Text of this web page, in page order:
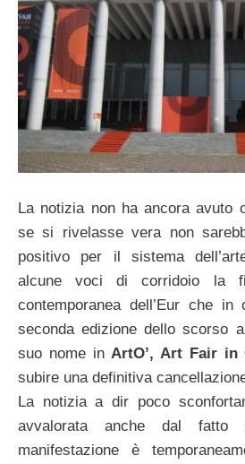
La notizia non ha ancora avuto
se si rivelasse vera non
positivo per il sistema
alcune voci di corridoio la
contemporanea dell’Eur che in
seconda edizione dello scorso
suo nome in ArtO’, Art Fair in
subire una definitiva
La notizia a dir poco
avvalorata anche dal
manifestazione è